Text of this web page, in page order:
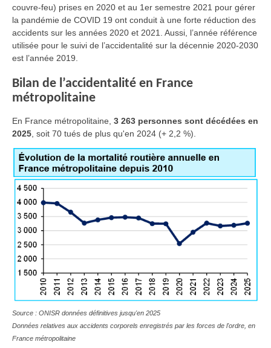
couvre-feu) prises en 2020 et au 1er semestre 2021 pour gérer
la pandémie de COVID 19 ont conduit à une forte réduction des
accidents sur les années 2020 et 2021. Aussi, l’année référence
utilisée pour le suivi de l’accidentalité sur la décennie 2020-2030
est l’année 2019.
Bilan de l’accidentalité en France
métropolitaine
En France métropolitaine, 3 263 personnes sont décédées en
2025 , soit 70 tués de plus qu'en 2024 (+ 2,2 %).
Source : ONISR données définitives jusqu'en 2025
Données relatives aux accidents corporels enregistrés par les forces de l'ordre, en
France métropolitaine